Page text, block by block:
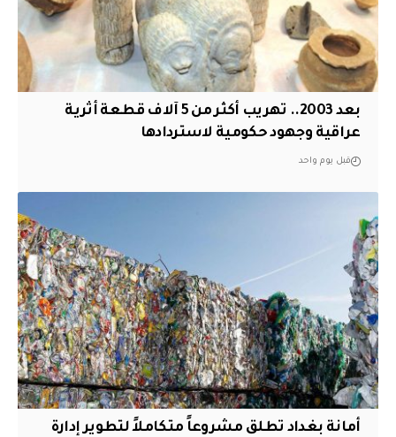
بعد 2003.. تهريب أكثر من 5 آلاف قطعة أثرية
عراقية وجهود حكومية لاستردادها
قبل يوم واحد
أمانة بغداد تطلق مشروعاً متكاملاً لتطوير إدارة